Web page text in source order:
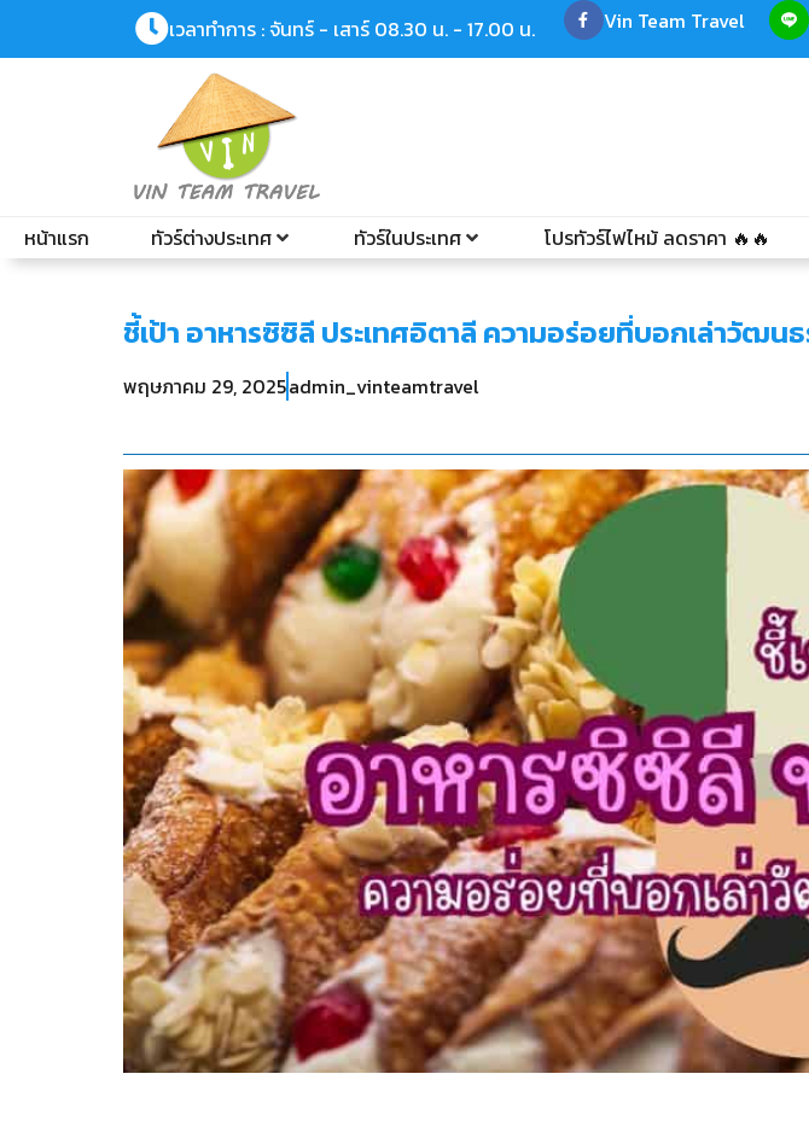
เวลาทำการ : จันทร์ - เสาร์ 08.30 น. - 17.00 น. Vin Team Travel
หน้าแรก ทัวร์ต่างประเทศ ทัวร์ในประเทศ โปรทัวร์ไฟไหม้ ลดราคา 🔥🔥
ชี้เป้า อาหารซิซิลี ประเทศอิตาลี ความอร่อยที่บอกเล่าวัฒน
พฤษภาคม 29, 2025admin_vinteamtravel